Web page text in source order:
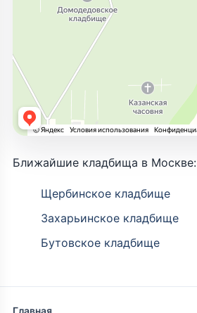
Ближайшие кладбища в Москве:
Щербинское кладбище
Захарьинское кладбище
Бутовское кладбище
Главная